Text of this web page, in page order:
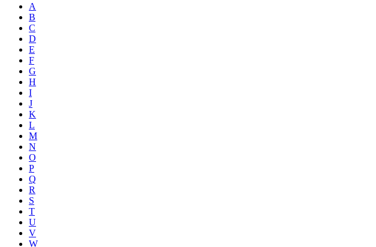
A
B
C
D
E
F
G
H
I
J
K
L
M
N
O
P
Q
R
S
T
U
V
W